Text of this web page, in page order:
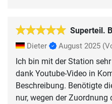
Superteil.
Dieter August 2025
Ich bin mit der Station
dank Youtube-Video in
Beschreibung. Benötigte
nur, wegen der Zuordnung